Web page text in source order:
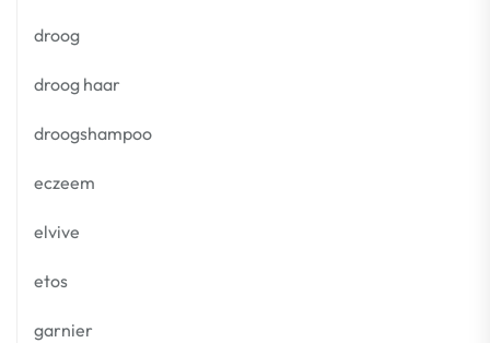
droog
droog haar
droogshampoo
eczeem
elvive
etos
garnier